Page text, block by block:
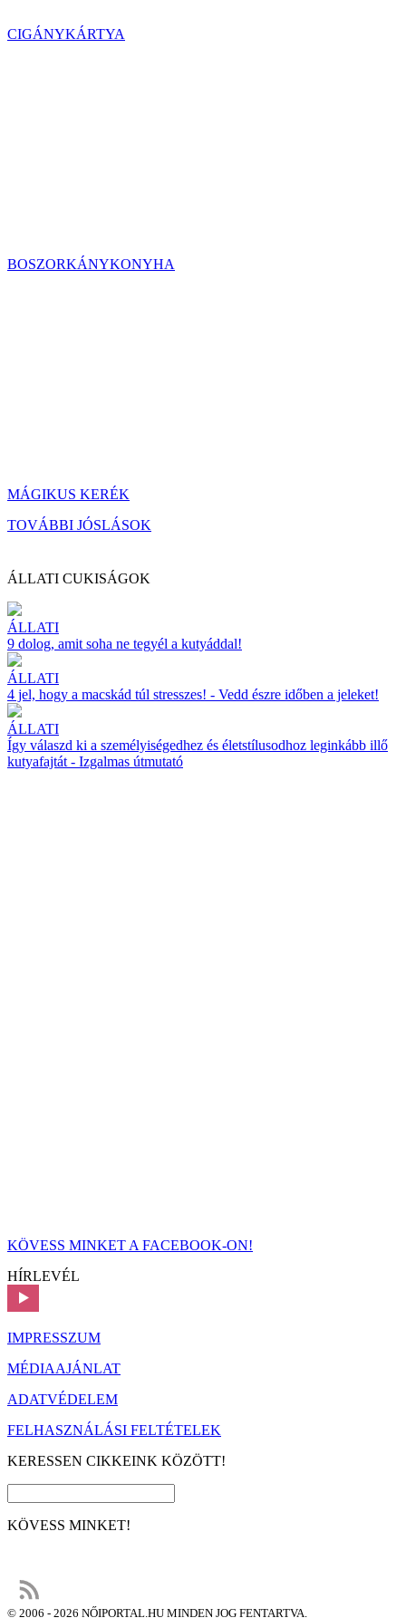
CIGÁNYKÁRTYA
BOSZORKÁNYKONYHA
MÁGIKUS KERÉK
TOVÁBBI JÓSLÁSOK
ÁLLATI CUKISÁGOK
ÁLLATI
9 dolog, amit soha ne tegyél a kutyáddal!
ÁLLATI
4 jel, hogy a macskád túl stresszes! - Vedd észre időben a jeleket!
ÁLLATI
Így válaszd ki a személyiségedhez és életstílusodhoz leginkább illő
kutyafajtát - Izgalmas útmutató
KÖVESS MINKET A FACEBOOK-ON!
HÍRLEVÉL
IMPRESSZUM
MÉDIAAJÁNLAT
ADATVÉDELEM
FELHASZNÁLÁSI FELTÉTELEK
KERESSEN CIKKEINK KÖZÖTT!
KÖVESS MINKET!
© 2006 - 2026 NŐIPORTAL.HU MINDEN JOG FENTARTVA.